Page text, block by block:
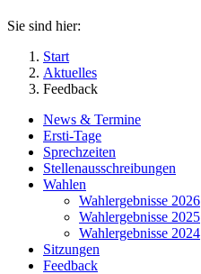
Sie sind hier:
Start
Aktuelles
Feedback
News & Termine
Ersti-Tage
Sprechzeiten
Stellenausschreibungen
Wahlen
Wahlergebnisse 2026
Wahlergebnisse 2025
Wahlergebnisse 2024
Sitzungen
Feedback